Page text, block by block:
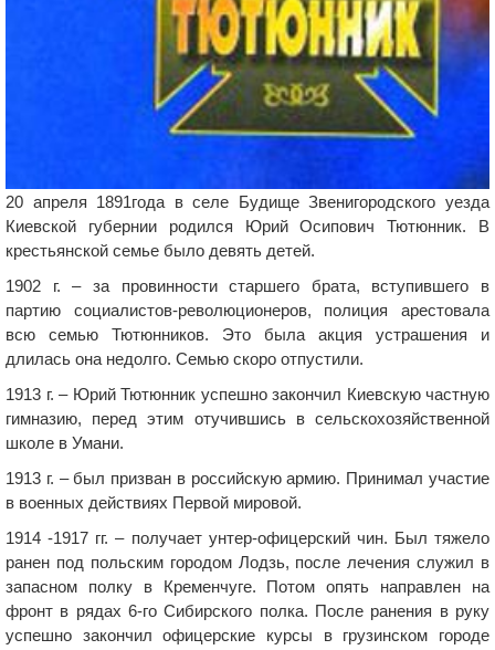
20 апреля 1891года в селе Будище Звенигородского уезда
Киевской губернии родился Юрий Осипович Тютюнник. В
крестьянской семье было девять детей.
1902 г. – за провинности старшего брата, вступившего в
партию социалистов-революционеров, полиция арестовала
всю семью Тютюнников. Это была акция устрашения и
длилась она недолго. Семью скоро отпустили.
1913 г. – Юрий Тютюнник успешно закончил Киевскую частную
гимназию, перед этим отучившись в сельскохозяйственной
школе в Умани.
1913 г. – был призван в российскую армию. Принимал участие
в военных действиях Первой мировой.
1914 -1917 гг. – получает унтер-офицерский чин. Был тяжело
ранен под польским городом Лодзь, после лечения служил в
запасном полку в Кременчуге. Потом опять направлен на
фронт в рядах 6-го Сибирского полка. После ранения в руку
успешно закончил офицерские курсы в грузинском городе